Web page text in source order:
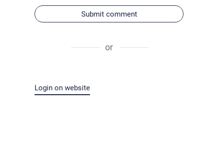
Submit comment
or
Login on website